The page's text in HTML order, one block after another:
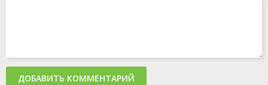
ДОБАВИТЬ КОММЕНТАРИЙ